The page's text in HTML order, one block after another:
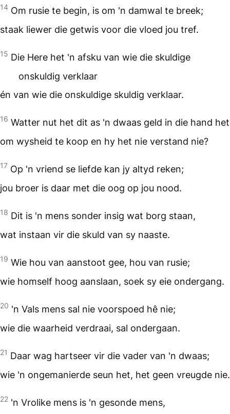
14 Om rusie te begin, is om 'n damwal te breek;
staak liewer die getwis voor die vloed jou tref.
15 Die Here het 'n afsku van wie die skuldige
onskuldig verklaar
én van wie die onskuldige skuldig verklaar.
16 Watter nut het dit as 'n dwaas geld in die hand het
om wysheid te koop en hy het nie verstand nie?
17 Op 'n vriend se liefde kan jy altyd reken;
jou broer is daar met die oog op jou nood.
18 Dit is 'n mens sonder insig wat borg staan,
wat instaan vir die skuld van sy naaste.
19 Wie hou van aanstoot gee, hou van rusie;
wie homself hoog aanslaan, soek sy eie ondergang.
20 'n Vals mens sal nie voorspoed hê nie;
wie die waarheid verdraai, sal ondergaan.
21 Daar wag hartseer vir die vader van 'n dwaas;
wie 'n ongemanierde seun het, het geen vreugde nie.
22 'n Vrolike mens is 'n gesonde mens,